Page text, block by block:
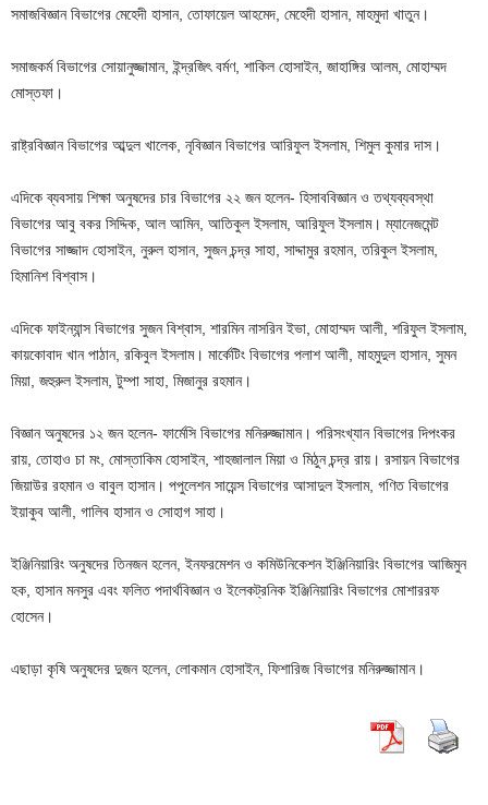
সমাজবিজ্ঞান বিভাগের মেহেদী হাসান, তোফায়েল আহমেদ, মেহেদী হাসান, মাহমুদা খাতুন।
সমাজকর্ম বিভাগের সোয়ানুজ্জামান, ইন্দ্রজিৎ বর্মণ, শাকিল হোসাইন, জাহাঙ্গির আলম, মোহাম্মদ
মোস্তফা।
রাষ্ট্রবিজ্ঞান বিভাগের আব্দুল খালেক, নৃবিজ্ঞান বিভাগের আরিফুল ইসলাম, শিমুল কুমার দাস।
এদিকে ব্যবসায় শিক্ষা অনুষদের চার বিভাগের ২২ জন হলেন- হিসাববিজ্ঞান ও তথ্যব্যবস্থা
বিভাগের আবু বকর সিদ্দিক, আল আমিন, আতিকুল ইসলাম, আরিফুল ইসলাম। ম্যানেজমেন্ট
বিভাগের সাজ্জাদ হোসাইন, নুরুল হাসান, সুজন চন্দ্র সাহা, সাদ্দামুর রহমান, তরিকুল ইসলাম,
হিমানিশ বিশ্বাস।
এদিকে ফাইন্যান্স বিভাগের সুজন বিশ্বাস, শারমিন নাসরিন ইভা, মোহাম্মদ আলী, শরিফুল ইসলাম,
কায়কোবাদ খান পাঠান, রকিবুল ইসলাম। মার্কেটিং বিভাগের পলাশ আলী, মাহমুদুল হাসান, সুমন
মিয়া, জহুরুল ইসলাম, টুম্পা সাহা, মিজানুর রহমান।
বিজ্ঞান অনুষদের ১২ জন হলেন- ফার্মেসি বিভাগের মনিরুজ্জামান। পরিসংখ্যান বিভাগের দিপংকর
রায়, তোহাও চা মং, মোস্তাকিম হোসাইন, শাহজালাল মিয়া ও মিঠুন চন্দ্র রায়। রসায়ন বিভাগের
জিয়াউর রহমান ও বাবুল হাসান। পপুলেশন সায়েন্স বিভাগের আসাদুল ইসলাম, গণিত বিভাগের
ইয়াকুব আলী, গালিব হাসান ও সোহাগ সাহা।
ইঞ্জিনিয়ারিং অনুষদের তিনজন হলেন, ইনফরমেশন ও কমিউনিকেশন ইঞ্জিনিয়ারিং বিভাগের আজিমুন
হক, হাসান মনসুর এবং ফলিত পদার্থবিজ্ঞান ও ইলেকট্রনিক ইঞ্জিনিয়ারিং বিভাগের মোশাররফ
হোসেন।
এছাড়া কৃষি অনুষদের দুজন হলেন, লোকমান হোসাইন, ফিশারিজ বিভাগের মনিরুজ্জামান।